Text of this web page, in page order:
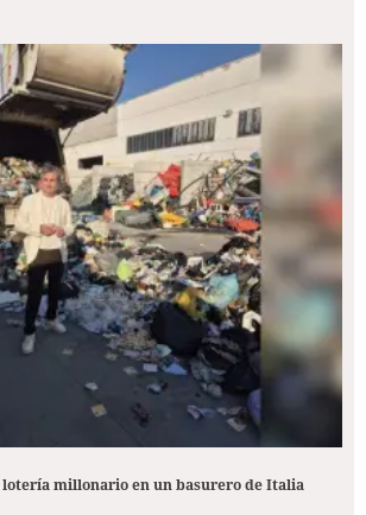
millonario en un basurero de Italia